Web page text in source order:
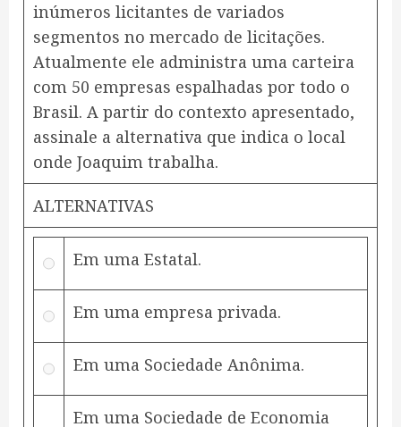
inúmeros licitantes de variados
segmentos no mercado de licitações.
Atualmente ele administra uma carteira
com 50 empresas espalhadas por todo o
Brasil. A partir do contexto apresentado,
assinale a alternativa que indica o local
onde Joaquim trabalha.
ALTERNATIVAS
Em uma Estatal.
Em uma empresa privada.
Em uma Sociedade Anônima.
Em uma Sociedade de Economia